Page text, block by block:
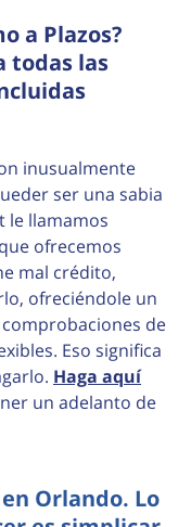
a Plazos?
todas las
inusualmente
ser una sabia
le llamamos
ofrecemos
mal crédito,
ofreciéndole un
de
Eso significa
Haga aquí
un adelanto de
Orlando. Lo